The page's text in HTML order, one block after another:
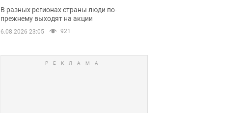
массовые митинги за
возвращение Федорова. Фото и
видео
В разных регионах страны люди по-
прежнему выходят на акции
6.08.2026 23:05 921